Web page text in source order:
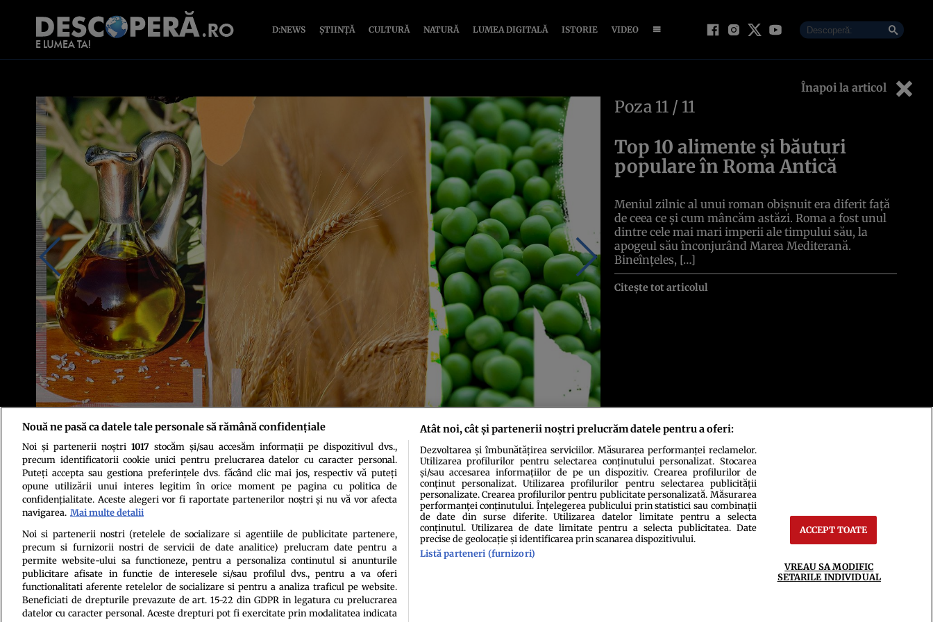
D:NEWS ȘTIINȚĂ CULTURĂ NATURĂ LUMEA DIGITALĂ ISTORIE VIDEO
Înapoi la articol
Poza 11 / 11
Top 10 alimente și băuturi
populare în Roma Antică
Meniul zilnic al unui roman obișnuit era diferit față
de ceea ce și cum mâncăm astăzi. Roma a fost unul
dintre cele mai mari imperii ale timpului său, la
apogeul său înconjurând Marea Mediterană.
Bineînțeles, […]
Citește tot articolul
Politica de confidenţialitatePolitica de cookiesTermeni şi condiţiiEchipa redacționalăContactSetări Cookies
Citarea se poate face în limita a 250 de semne. Nici o instituţie sau persoană (site-uri, instituţii mass-media, firme de monitorizare) nu poate reproduce integral scrierile publicistice purtătoare de Drepturi de Autor.
Nouă ne pasă ca datele tale personale să rămână confidențiale
Noi și partenerii noștri 1017stocăm și/sau accesăm informații pe dispozitivul dvs.,
precum identificatorii cookie unici pentru prelucrarea datelor cu caracter personal.
Puteți accepta sau gestiona preferințele dvs. făcând clic mai jos, respectiv vă puteți
opune utilizării unui interes legitim în orice moment pe pagina cu politica de
confidențialitate. Aceste alegeri vor fi raportate partenerilor noștri și nu vă vor afecta
navigarea. Mai multe detalii
Noi si partenerii nostri (retelele de socializare si agentiile de publicitate partenere,
precum si furnizorii nostri de servicii de date analitice) prelucram date pentru a
permite website-ului sa functioneze, pentru a personaliza continutul si anunturile
publicitare afisate in functie de interesele si/sau profilul dvs., pentru a va oferi
functionalitati aferente retelelor de socializare si pentru a analiza traficul pe website.
Beneficiati de drepturile prevazute de art. 15-22 din GDPR in legatura cu prelucrarea
datelor cu caracter personal. Aceste drepturi pot fi exercitate prin modalitatea indicata
Atât noi, cât și partenerii noștri prelucrăm datele pentru a oferi:
Dezvoltarea și îmbunătățirea serviciilor. Măsurarea performanței reclamelor.
Utilizarea profilurilor pentru selectarea conținutului personalizat. Stocarea
și/sau accesarea informațiilor de pe un dispozitiv. Crearea profilurilor de
conținut personalizat. Utilizarea profilurilor pentru selectarea publicității
personalizate. Crearea profilurilor pentru publicitate personalizată. Măsurarea
performanței conținutului. Înțelegerea publicului prin statistici sau combinații
de date din surse diferite. Utilizarea datelor limitate pentru a selecta
conținutul. Utilizarea de date limitate pentru a selecta publicitatea. Date
precise de geolocație și identificarea prin scanarea dispozitivului.
Listă parteneri (furnizori)
ACCEPT TOATE
VREAU SA MODIFIC
SETARILE INDIVIDUAL